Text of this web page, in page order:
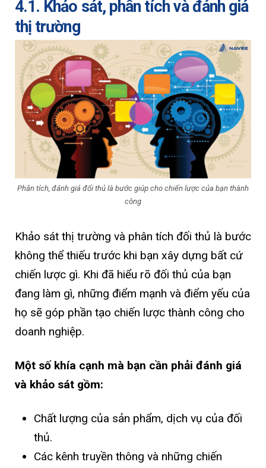
4.1. Khảo sát, phân tích và đánh giá
thị trường
Phân tích, đánh giá đối thủ là bước giúp cho chiến lược của bạn thành
công
Khảo sát thị trường và phân tích đối thủ là bước
không thể thiếu trước khi bạn xây dựng bất cứ
chiến lược gì. Khi đã hiểu rõ đối thủ của bạn
đang làm gì, những điểm mạnh và điểm yếu của
họ sẽ góp phần tạo chiến lược thành công cho
doanh nghiệp.
Một số khía cạnh mà bạn cần phải đánh giá
và khảo sát gồm:
Chất lượng của sản phẩm, dịch vụ của đối
thủ.
Các kênh truyền thông và những chiến